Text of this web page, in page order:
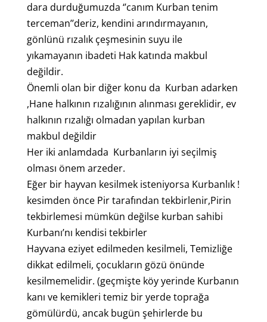
dara durduğumuzda ‘’canım Kurban tenim
terceman’’deriz, kendini arındırmayanın,
gönlünü rızalık çeşmesinin suyu ile
yıkamayanın ibadeti Hak katında makbul
değildir.
Önemli olan bir diğer konu da Kurban adarken
,Hane halkının rızalığının alınması gereklidir, ev
halkının rızalığı olmadan yapılan kurban
makbul değildir
Her iki anlamdada Kurbanların iyi seçilmiş
olması önem arzeder.
Eğer bir hayvan kesilmek isteniyorsa Kurbanlık !
kesimden önce Pir tarafından tekbirlenir,Pirin
tekbirlemesi mümkün değilse kurban sahibi
Kurbanı’nı kendisi tekbirler
Hayvana eziyet edilmeden kesilmeli, Temizliğe
dikkat edilmeli, çocukların gözü önünde
kesilmemelidir. (geçmişte köy yerinde Kurbanın
kanı ve kemikleri temiz bir yerde toprağa
gömülürdü, ancak bugün şehirlerde bu